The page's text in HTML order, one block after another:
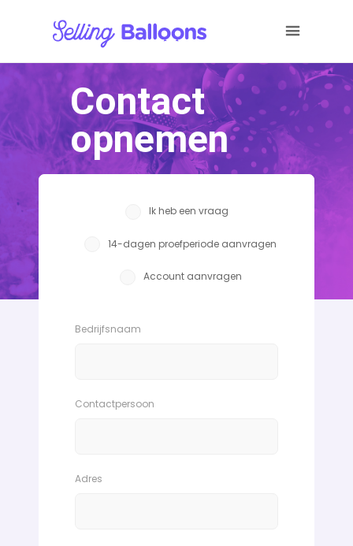
Contact
opnemen
Ik heb een vraag
14-dagen proefperiode aanvragen
Account aanvragen
Bedrijfsnaam
Contactpersoon
Adres